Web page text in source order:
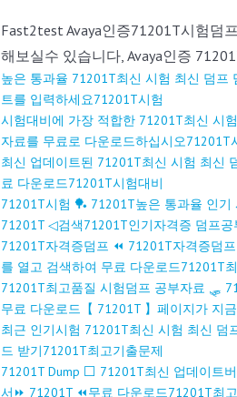
Fast2test Avaya인증71201T시험덤
해보실수 있습니다, Avaya인증
높은 통과율 71201T최신 시험 최신 덤
트를 입력하세요71201T시험
시험대비에 가장 적합한 71201T최신 시
자료를 무료로 다운로드하십시오71201T
최신 업데이트된 71201T최신 시험 최신
료 다운로드71201T시험대비
71201T시험 🏓 71201T높은 통과율 인
71201T ◁검색71201T인기자격증 덤프공
71201T자격증덤프 ⏪ 71201T자격증덤
를 열고 검색하여 무료 다운로드71201T
71201T최고품질 시험덤프 공부자료 🛷
무료 다운로드【 71201T 】페이지가 지
최근 인기시험 71201T최신 시험 최신
드 받기71201T최고기출문제
71201T Dump ⬜ 71201T최신 업데이트
서⏩ 71201T ⏪무료 다운로드71201T최